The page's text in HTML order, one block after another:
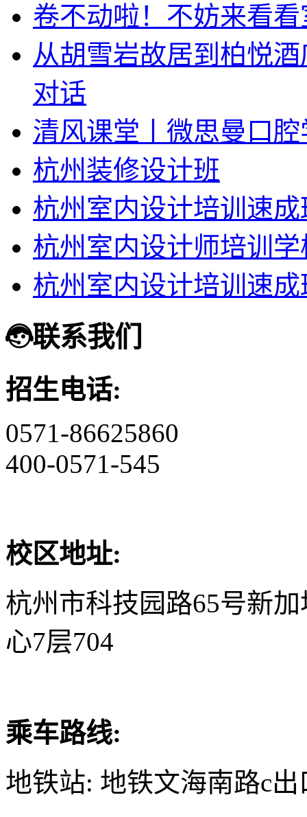
卷不动啦！不妨来看
从胡雪岩故居到柏悦
对话
清风课堂丨微思曼口
杭州装修设计班
杭州室内设计培训速成
杭州室内设计师培训
杭州室内设计培训速成
联系我们
招生电话:
0571-86625860
400-0571-545
校区地址:
杭州市科技园路65号新
心7层704
乘车路线:
地铁站: 地铁文海南路c出